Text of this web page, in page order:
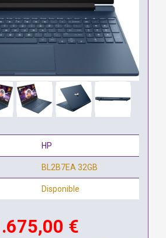
HP
BL2B7EA 32GB
Disponible
€